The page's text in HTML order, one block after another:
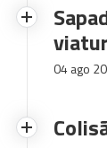
04 ago